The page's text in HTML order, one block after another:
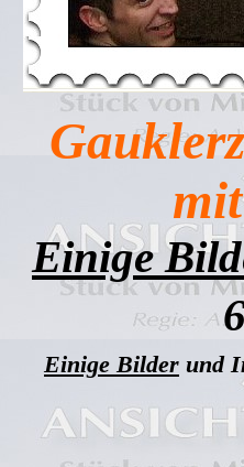
Einige
Einige Bilder und